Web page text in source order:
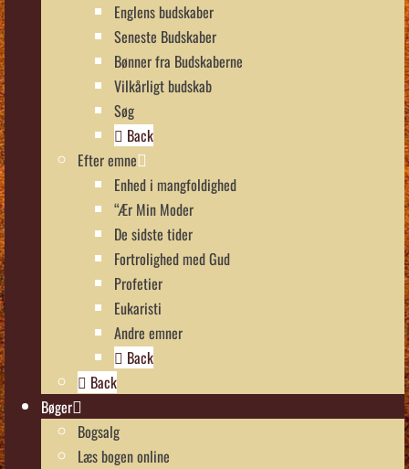
Englens budskaber
Seneste Budskaber
Bønner fra Budskaberne
Vilkårligt budskab
Søg
Back
Efter emne
Enhed i mangfoldighed
“Ær Min Moder
De sidste tider
Fortrolighed med Gud
Profetier
Eukaristi
Andre emner
Back
Back
Bøger
Bogsalg
Læs bogen online